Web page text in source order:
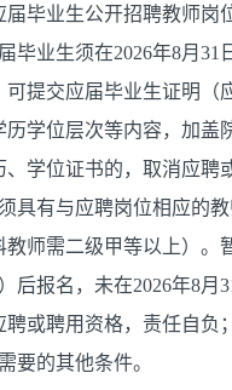
届毕业生公开招聘教师岗
届毕业生须在2026年8月
可提交应届毕业生证明（
历学位层次等内容，加盖
学位证书的，取消应聘
须具有与应聘岗位相应的
教师需二级甲等以上）。
后报名，未在2026年8
或聘用资格，责任自负；
要的其他条件。